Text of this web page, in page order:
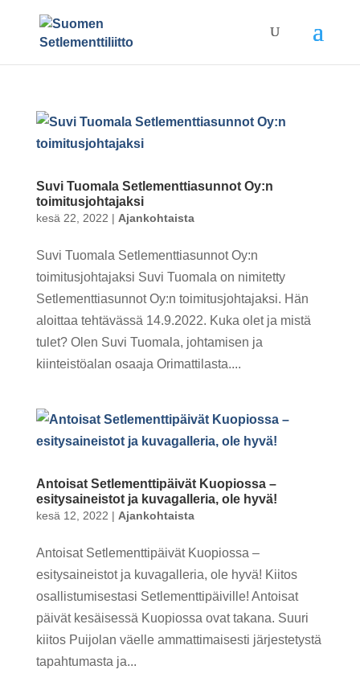
Suvi Tuomala Setlementtiasunnot Oy:n
toimitusjohtajaksi
kesä 22, 2022 | Ajankohtaista
Suvi Tuomala Setlementtiasunnot Oy:n
toimitusjohtajaksi Suvi Tuomala on nimitetty
Setlementtiasunnot Oy:n toimitusjohtajaksi. Hän
aloittaa tehtävässä 14.9.2022. Kuka olet ja mistä
tulet? Olen Suvi Tuomala, johtamisen ja
kiinteistöalan osaaja Orimattilasta....
Antoisat Setlementtipäivät Kuopiossa –
esitysaineistot ja kuvagalleria, ole hyvä!
kesä 12, 2022 | Ajankohtaista
Antoisat Setlementtipäivät Kuopiossa –
esitysaineistot ja kuvagalleria, ole hyvä! Kiitos
osallistumisestasi Setlementtipäiville! Antoisat
päivät kesäisessä Kuopiossa ovat takana. Suuri
kiitos Puijolan väelle ammattimaisesti järjestetystä
tapahtumasta ja...